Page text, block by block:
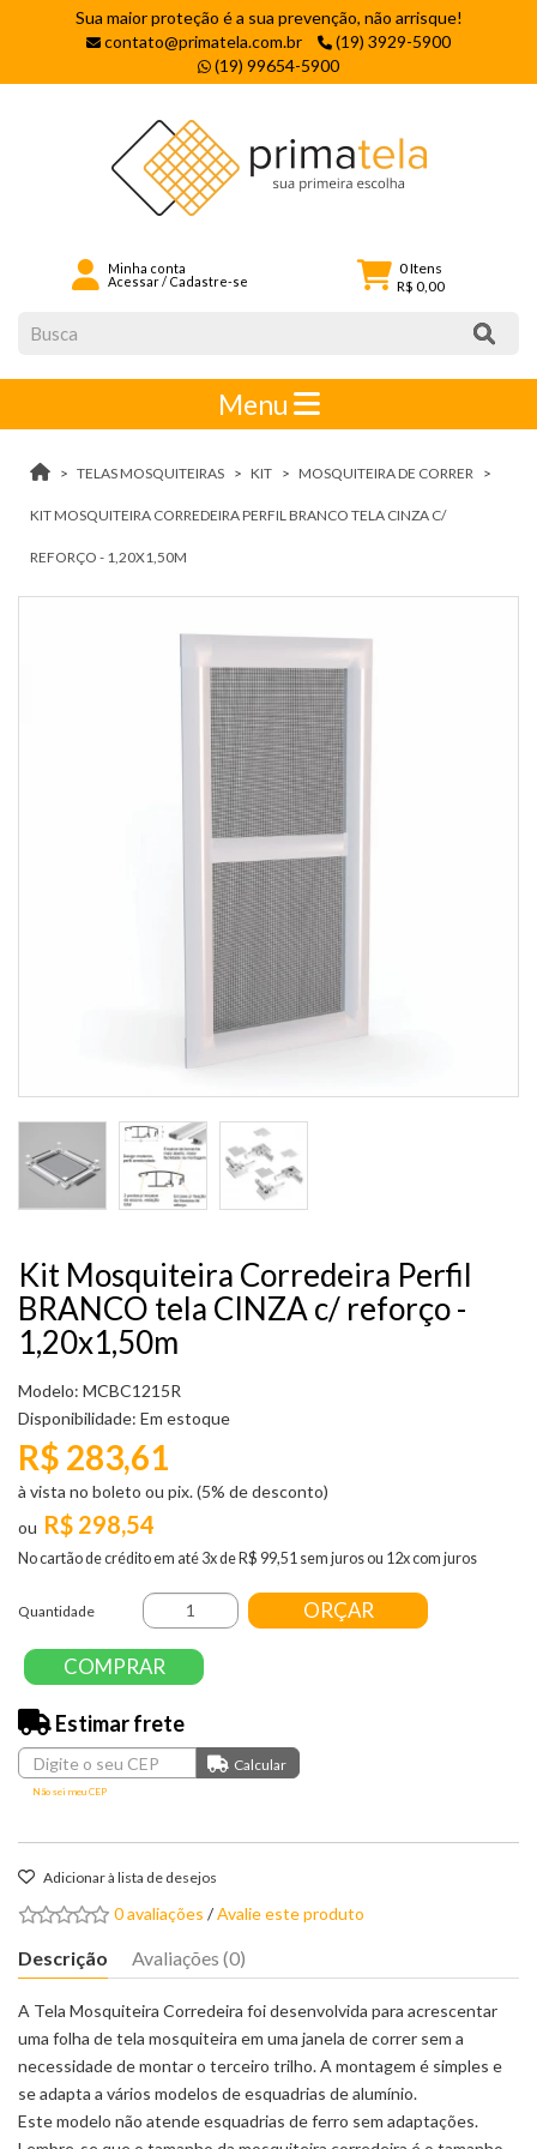
Sua maior proteção é a sua prevenção, não arrisque!
contato@primatela.com.br
(19) 3929-5900
(19) 99654-5900
Minha conta
Acessar/ Cadastre-se
0Itens
R$ 0,00
Menu
TELAS MOSQUITEIRAS KIT MOSQUITEIRA DE CORRER
KIT MOSQUITEIRA CORREDEIRA PERFIL BRANCO TELA CINZA C/
REFORÇO - 1,20X1,50M
Kit Mosquiteira Corredeira Perfil
BRANCO tela CINZA c/ reforço -
1,20x1,50m
Modelo: MCBC1215R
Disponibilidade: Em estoque
R$ 298,54
No cartão de crédito em até 3x de R$ 99,51 sem juros ou 12x com juros
R$ 283,61
à vista no boleto ou pix. (5% de desconto)
Quantidade ORÇAR
COMPRAR
Estimar frete
Não sei meu CEP
Adicionar à lista de desejos
0 avaliações /Avalie este produto
Descrição Avaliações (0)
A Tela Mosquiteira Corredeira foi desenvolvida para acrescentar
uma folha de tela mosquiteira em uma janela de correr sem a
necessidade de montar o terceiro trilho. A montagem é simples e
se adapta a vários modelos de esquadrias de alumínio.
Este modelo não atende esquadrias de ferro sem adaptações.